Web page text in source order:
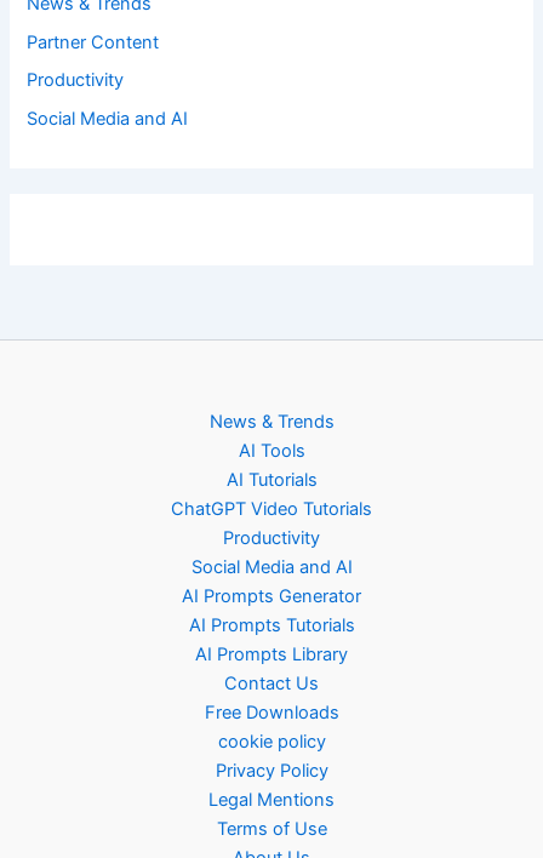
Partner Content
Productivity
Social Media and AI
News & Trends
AI Tools
AI Tutorials
ChatGPT Video Tutorials
Productivity
Social Media and AI
AI Prompts Generator
AI Prompts Tutorials
AI Prompts Library
Contact Us
Free Downloads
cookie policy
Privacy Policy
Legal Mentions
Terms of Use